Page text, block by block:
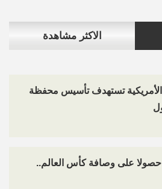
الاكثر مشاهدة
الأمريكية تستهدف تأسيس محفظة
حصولا على وصافة كأس العالم..